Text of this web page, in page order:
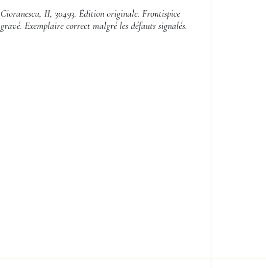
Cioranescu, II, 30493. Édition originale. Frontispice
gravé. Exemplaire correct malgré les défauts signalés.